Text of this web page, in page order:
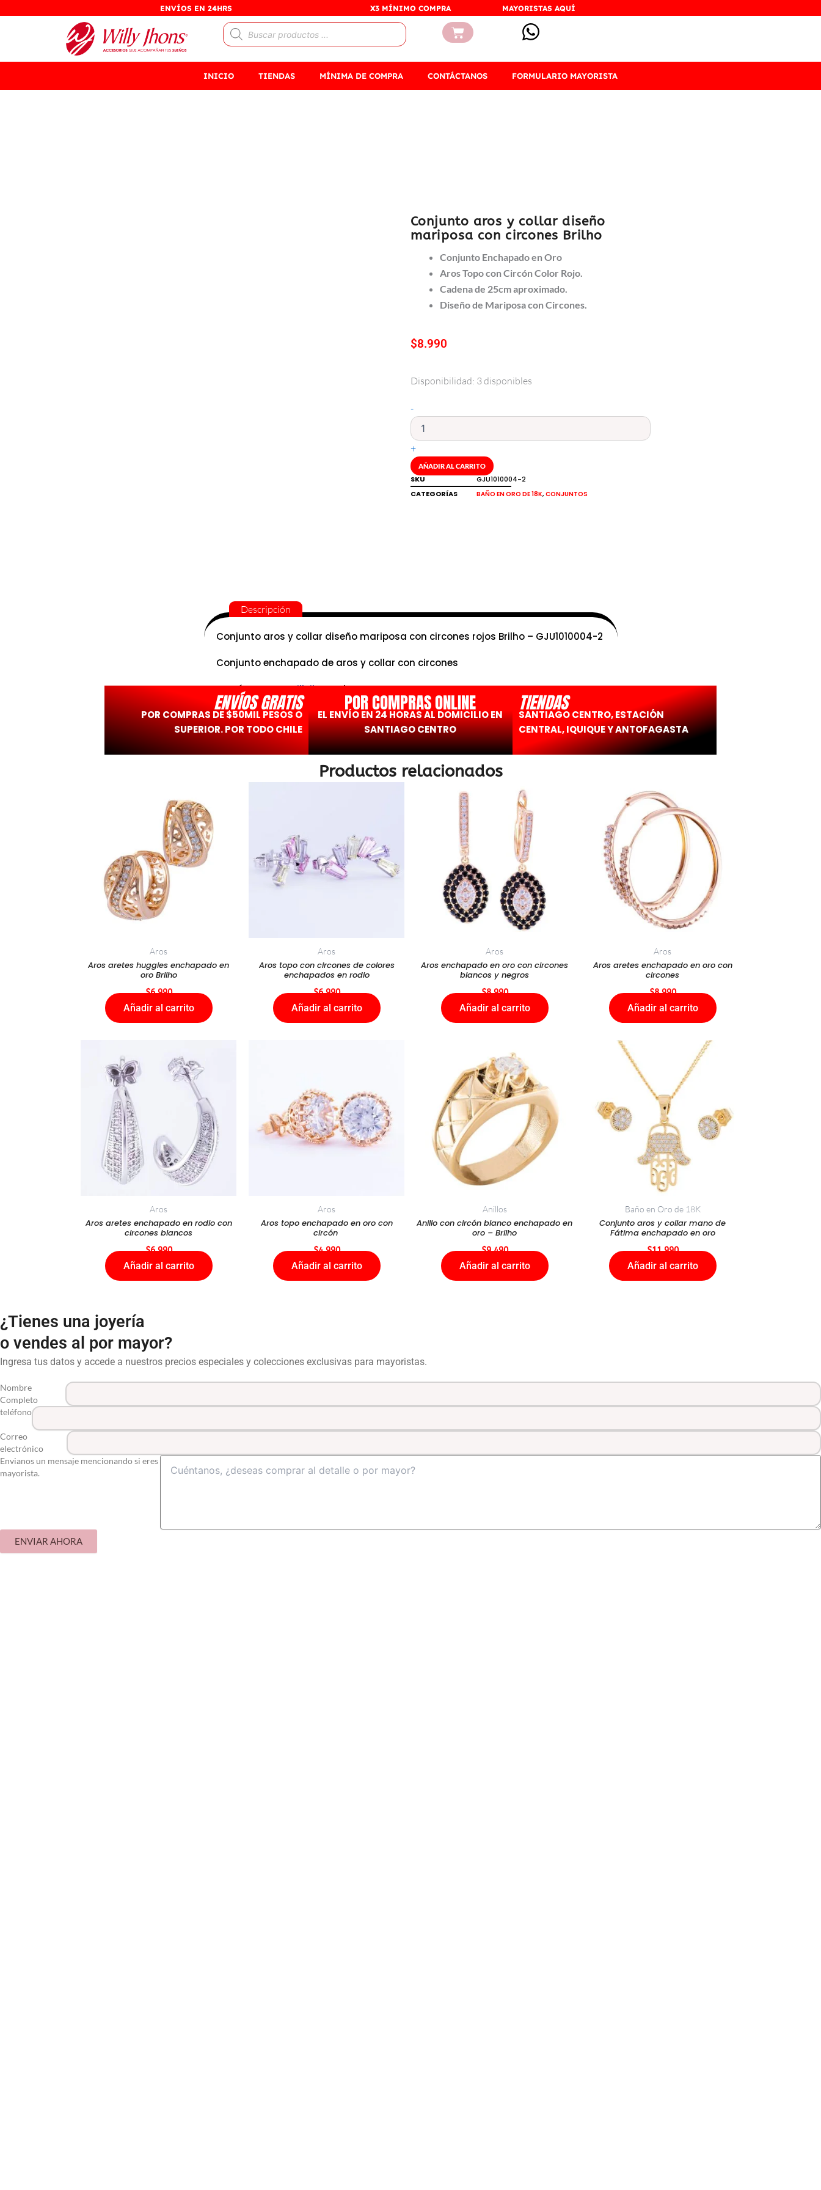
ENVÍOS EN 24HRS X3 MÍNIMO COMPRA MAYORISTAS AQUÍ
Búsqueda
de
Carrito
INICIO TIENDAS MÍNIMA DE COMPRA CONTÁCTANOS FORMULARIO MAYORISTA
Conjunto aros y collar diseño
mariposa con circones Brilho
Conjunto Enchapado en Oro
Aros Topo con Circón Color Rojo.
Cadena de 25cm aproximado.
Diseño de Mariposa con Circones.
$8.990
Disponibilidad: 3 disponibles
-
Conjunto
y
collar
diseño
mariposa
con
circones
Brilho
cantidad
+
AÑADIR AL CARRITO
SKU
GJU1010004-2
CATEGORÍAS
BAÑO EN ORO DE 18K,CONJUNTOS
Descripción
Conjunto aros y collar diseño mariposa con circones rojos Brilho – GJU1010004-2
Conjunto enchapado de aros y collar con circones
-> Más enwww.willyjhons.cl
ENVÍOS GRATIS
POR COMPRAS DE $50MIL PESOS O
SUPERIOR. POR TODO CHILE
POR COMPRAS ONLINE
EL ENVÍO EN 24 HORAS AL DOMICILIO EN
SANTIAGO CENTRO
TIENDAS
SANTIAGO CENTRO, ESTACIÓN
CENTRAL, IQUIQUE Y ANTOFAGASTA
Productos relacionados
Aros
Aros aretes huggies enchapado en
oro Brilho
$6.990
Añadir al carrito
Aros
Aros topo con circones de colores
enchapados en rodio
$6.990
Añadir al carrito
Aros
Aros enchapado en oro con circones
blancos y negros
$8.990
Añadir al carrito
Aros
Aros aretes enchapado en oro con
circones
$8.990
Añadir al carrito
Aros
Aros aretes enchapado en rodio con
circones blancos
$6.990
Añadir al carrito
Aros
Aros topo enchapado en oro con
circón
$4.990
Añadir al carrito
Anillos
Anillo con circón blanco enchapado en
oro – Brilho
$9.490
Añadir al carrito
Baño en Oro de 18K
Conjunto aros y collar mano de
Fátima enchapado en oro
$11.990
Añadir al carrito
¿Tienes una joyería
o vendes al por mayor?
Ingresa tus datos y accede a nuestros precios especiales y colecciones exclusivas para mayoristas.
Nombre
Completo
teléfono
Correo
electrónico
Envianos un mensaje mencionando si eres
mayorista.
ENVIAR AHORA